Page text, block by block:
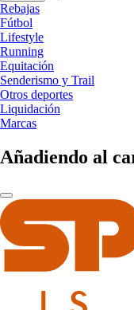
Rebajas
Fútbol
Lifestyle
Running
Equitación
Senderismo y Trail
Otros deportes
Liquidación
Marcas
Añadiendo al